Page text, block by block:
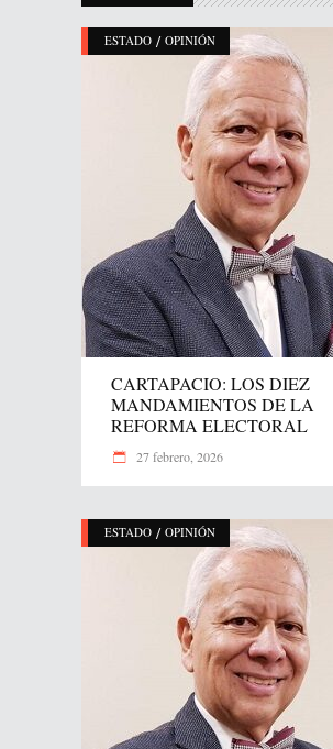
ESTADO / OPINIÓN
CARTAPACIO: LOS DIEZ
MANDAMIENTOS DE LA
REFORMA ELECTORAL
27 febrero, 2026
ESTADO / OPINIÓN